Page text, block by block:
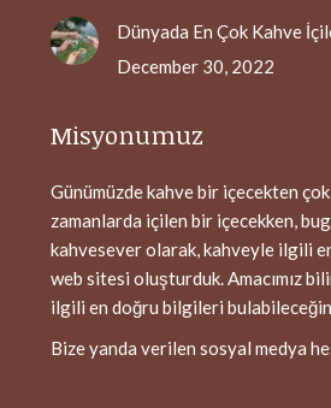
Dünyada En Çok Kahve
December 30, 2022
Misyonumuz
Günümüzde kahve bir içecekten
zamanlarda içilen bir içecekken,
kahvesever olarak, kahveyle ilgili
web sitesi oluşturduk. Amacımız
ilgili en doğru bilgileri
Bize yanda verilen sosyal medya